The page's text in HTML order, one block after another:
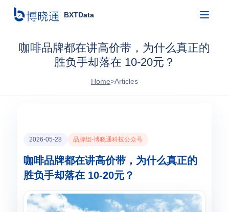
BXTData
咖啡品牌都在讲高价带，为什么真正的
胜负手却落在 10-20元？
Home>Articles
2026-05-28 品牌组-博晓通科技公众号
咖啡品牌都在讲高价带，为什么真正的
胜负手却落在 10-20元？